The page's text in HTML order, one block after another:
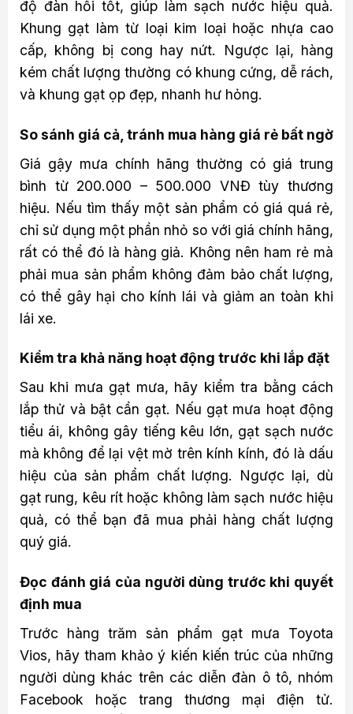
độ đàn hồi tốt, giúp làm sạch nước hiệu quả.
Khung gạt làm từ loại kim loại hoặc nhựa cao
cấp, không bị cong hay nứt. Ngược lại, hàng
kém chất lượng thường có khung cứng, dễ rách,
và khung gạt ọp đẹp, nhanh hư hỏng.
So sánh giá cả, tránh mua hàng giá rẻ bất ngờ
Giá gậy mưa chính hãng thường có giá trung
bình từ 200.000 – 500.000 VNĐ tùy thương
hiệu. Nếu tìm thấy một sản phẩm có giá quá rẻ,
chỉ sử dụng một phần nhỏ so với giá chính hãng,
rất có thể đó là hàng giả. Không nên ham rẻ mà
phải mua sản phẩm không đảm bảo chất lượng,
có thể gây hại cho kính lái và giảm an toàn khi
lái xe.
Kiểm tra khả năng hoạt động trước khi lắp đặt
Sau khi mưa gạt mưa, hãy kiểm tra bằng cách
lắp thử và bật cần gạt. Nếu gạt mưa hoạt động
tiểu ái, không gây tiếng kêu lớn, gạt sạch nước
mà không để lại vệt mờ trên kính kính, đó là dấu
hiệu của sản phẩm chất lượng. Ngược lại, dù
gạt rung, kêu rít hoặc không làm sạch nước hiệu
quả, có thể bạn đã mua phải hàng chất lượng
quý giá.
Đọc đánh giá của người dùng trước khi quyết
định mua
Trước hàng trăm sản phẩm gạt mưa Toyota
Vios, hãy tham khảo ý kiến ​​kiến ​​trúc của những
người dùng khác trên các diễn đàn ô tô, nhóm
Facebook hoặc trang thương mại điện tử.